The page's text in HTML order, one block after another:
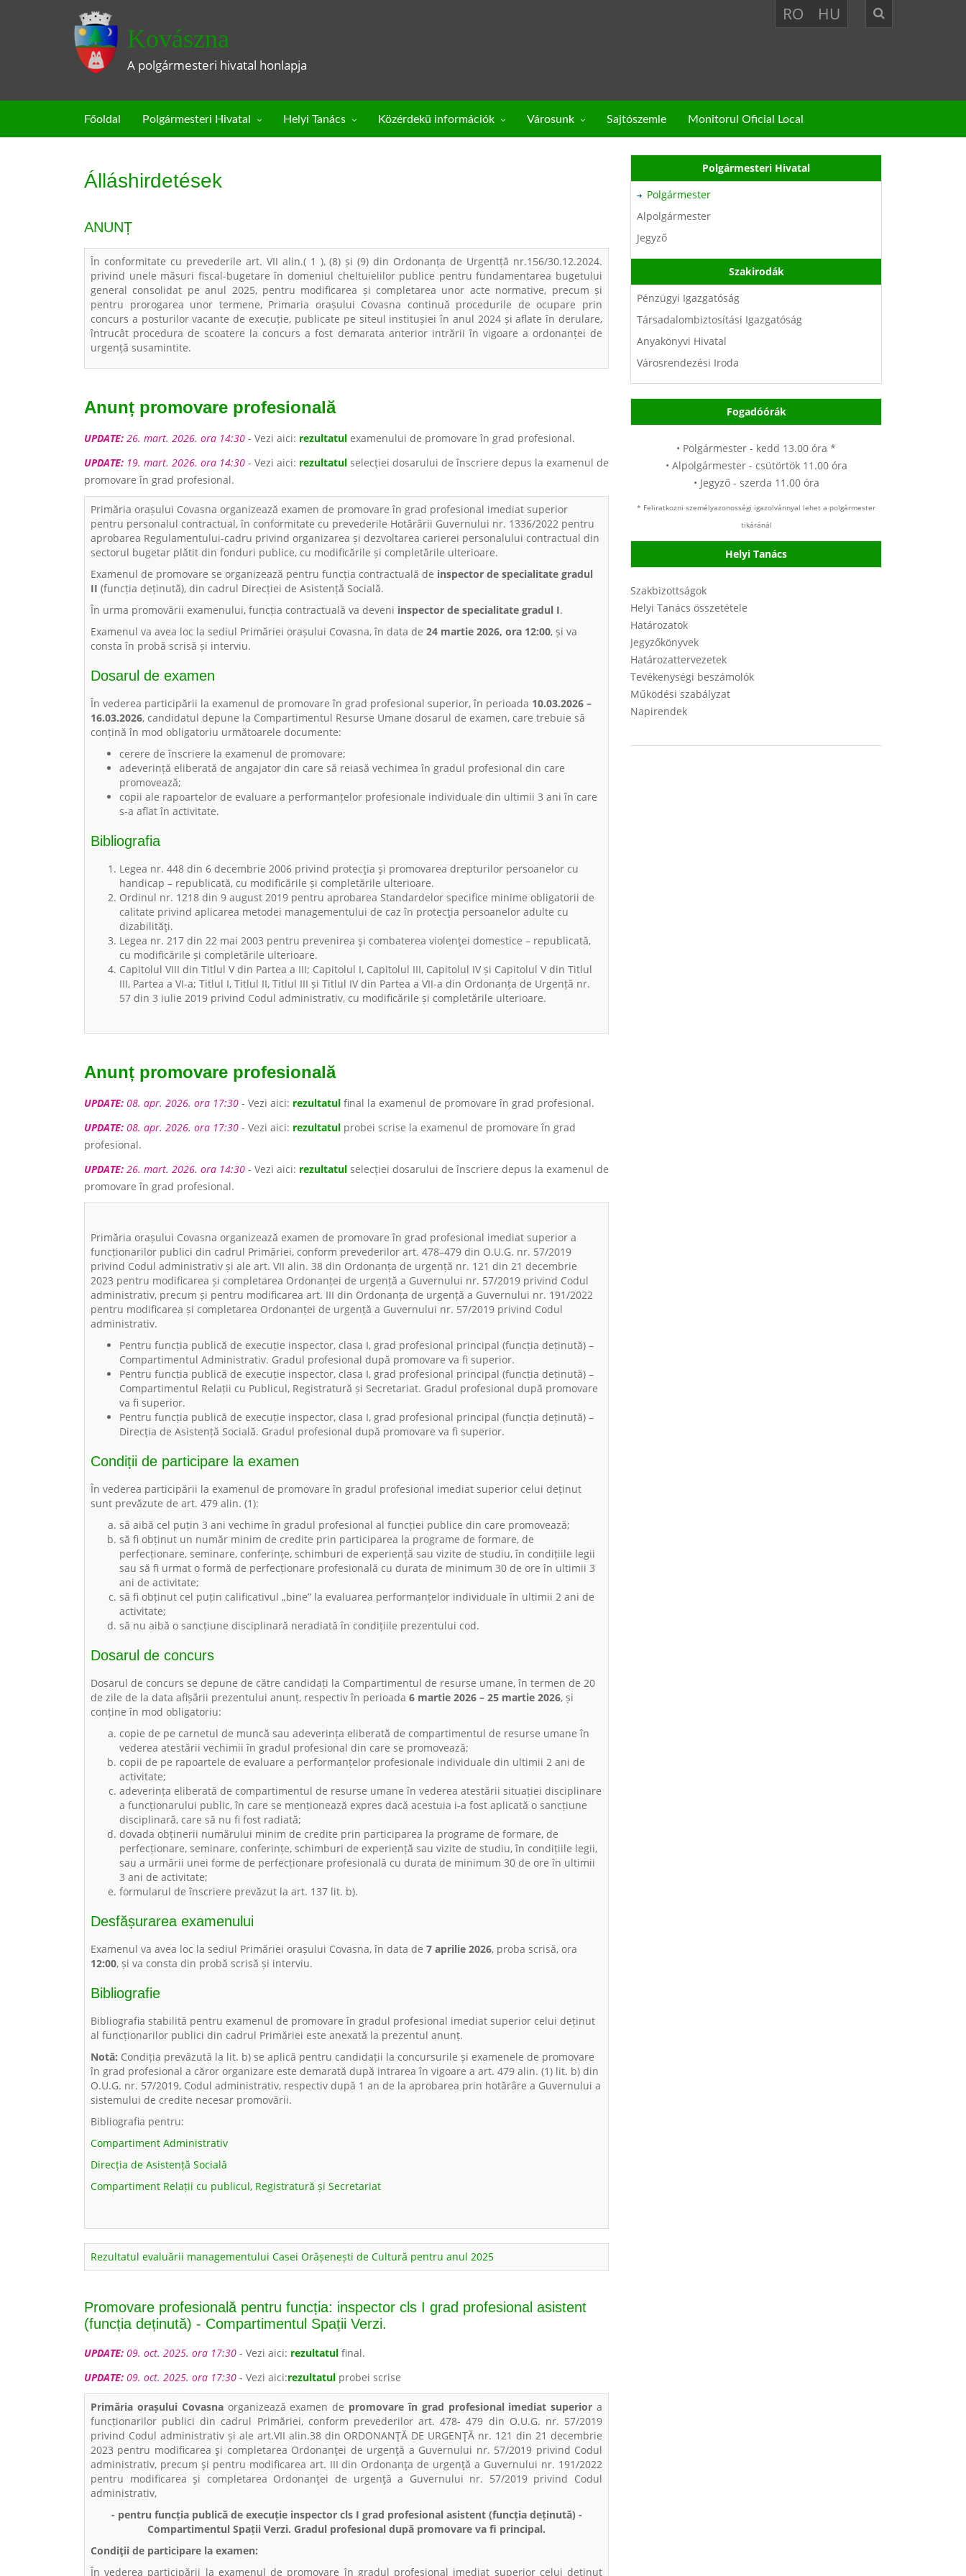
Kovászna
A polgármesteri hivatal honlapja
RO HU
Főoldal Polgármesteri Hivatal Helyi Tanács Közérdekü információk Városunk Sajtószemle Monitorul Oficial Local
Álláshirdetések
ANUNȚ
În conformitate cu prevederile art. VII alin.( 1 ), (8) și (9) din Ordonanța de Urgentță nr.156/30.12.2024.
privind unele măsuri fiscal­-bugetare în domeniul cheltuielilor publice pentru fundamentarea bugetului
general consolidat pe anul 2025, pentru modificarea și completarea unor acte normative, precum și
pentru prorogarea unor termene, Primaria orașului Covasna continuă procedurile de ocupare prin
concurs a posturilor vacante de execuție, publicate pe site­ul institușiei în anul 2024 și aflate în derulare,
întrucât procedura de scoatere la concurs a fost demarata anterior intrării în vigoare a ordonanței de
urgență sus­amintite.
Anunț promovare profesională
UPDATE: 26. mart. 2026. ora 14:30 - Vezi aici: rezultatul examenului de promovare în grad profesional.
UPDATE: 19. mart. 2026. ora 14:30 - Vezi aici: rezultatul selecției dosarului de înscriere depus la examenul de
promovare în grad profesional.
Primăria orașului Covasna organizează examen de promovare în grad profesional imediat superior
pentru personalul contractual, în conformitate cu prevederile Hotărârii Guvernului nr. 1336/2022 pentru
aprobarea Regulamentului-cadru privind organizarea și dezvoltarea carierei personalului contractual din
sectorul bugetar plătit din fonduri publice, cu modificările și completările ulterioare.
Examenul de promovare se organizează pentru funcția contractuală de inspector de specialitate gradul
II (funcția deținută), din cadrul Direcției de Asistență Socială.
În urma promovării examenului, funcția contractuală va deveni inspector de specialitate gradul I.
Examenul va avea loc la sediul Primăriei orașului Covasna, în data de 24 martie 2026, ora 12:00, și va
consta în probă scrisă și interviu.
Dosarul de examen
În vederea participării la examenul de promovare în grad profesional superior, în perioada 10.03.2026 –
16.03.2026, candidatul depune la Compartimentul Resurse Umane dosarul de examen, care trebuie să
conțină în mod obligatoriu următoarele documente:
cerere de înscriere la examenul de promovare;
adeverință eliberată de angajator din care să reiasă vechimea în gradul profesional din care
promovează;
copii ale rapoartelor de evaluare a performanțelor profesionale individuale din ultimii 3 ani în care
s-a aflat în activitate.
Bibliografia
Legea nr. 448 din 6 decembrie 2006 privind protecţia şi promovarea drepturilor persoanelor cu
handicap – republicată, cu modificările și completările ulterioare.
Ordinul nr. 1218 din 9 august 2019 pentru aprobarea Standardelor specifice minime obligatorii de
calitate privind aplicarea metodei managementului de caz în protecţia persoanelor adulte cu
dizabilităţi.
Legea nr. 217 din 22 mai 2003 pentru prevenirea şi combaterea violenţei domestice – republicată,
cu modificările și completările ulterioare.
Capitolul VIII din Titlul V din Partea a III; Capitolul I, Capitolul III, Capitolul IV și Capitolul V din Titlul
III, Partea a VI-a; Titlul I, Titlul II, Titlul III și Titlul IV din Partea a VII-a din Ordonanța de Urgență nr.
57 din 3 iulie 2019 privind Codul administrativ, cu modificările și completările ulterioare.
Anunț promovare profesională
UPDATE: 08. apr. 2026. ora 17:30 - Vezi aici: rezultatul final la examenul de promovare în grad profesional.
UPDATE: 08. apr. 2026. ora 17:30 - Vezi aici: rezultatul probei scrise la examenul de promovare în grad
profesional.
UPDATE: 26. mart. 2026. ora 14:30 - Vezi aici: rezultatul selecției dosarului de înscriere depus la examenul de
promovare în grad profesional.
Primăria orașului Covasna organizează examen de promovare în grad profesional imediat superior a
funcționarilor publici din cadrul Primăriei, conform prevederilor art. 478–479 din O.U.G. nr. 57/2019
privind Codul administrativ și ale art. VII alin. 38 din Ordonanța de urgență nr. 121 din 21 decembrie
2023 pentru modificarea și completarea Ordonanței de urgență a Guvernului nr. 57/2019 privind Codul
administrativ, precum și pentru modificarea art. III din Ordonanța de urgență a Guvernului nr. 191/2022
pentru modificarea și completarea Ordonanței de urgență a Guvernului nr. 57/2019 privind Codul
administrativ.
Pentru funcția publică de execuție inspector, clasa I, grad profesional principal (funcția deținută) –
Compartimentul Administrativ. Gradul profesional după promovare va fi superior.
Pentru funcția publică de execuție inspector, clasa I, grad profesional principal (funcția deținută) –
Compartimentul Relații cu Publicul, Registratură și Secretariat. Gradul profesional după promovare
va fi superior.
Pentru funcția publică de execuție inspector, clasa I, grad profesional principal (funcția deținută) –
Direcția de Asistență Socială. Gradul profesional după promovare va fi superior.
Condiții de participare la examen
În vederea participării la examenul de promovare în gradul profesional imediat superior celui deținut
sunt prevăzute de art. 479 alin. (1):
să aibă cel puțin 3 ani vechime în gradul profesional al funcției publice din care promovează;
să fi obținut un număr minim de credite prin participarea la programe de formare, de
perfecționare, seminare, conferințe, schimburi de experiență sau vizite de studiu, în condițiile legii
sau să fi urmat o formă de perfecționare profesională cu durata de minimum 30 de ore în ultimii 3
ani de activitate;
să fi obținut cel puțin calificativul „bine” la evaluarea performanțelor individuale în ultimii 2 ani de
activitate;
să nu aibă o sancțiune disciplinară neradiată în condițiile prezentului cod.
Dosarul de concurs
Dosarul de concurs se depune de către candidați la Compartimentul de resurse umane, în termen de 20
de zile de la data afișării prezentului anunț, respectiv în perioada 6 martie 2026 – 25 martie 2026, și
conține în mod obligatoriu:
copie de pe carnetul de muncă sau adeverința eliberată de compartimentul de resurse umane în
vederea atestării vechimii în gradul profesional din care se promovează;
copii de pe rapoartele de evaluare a performanțelor profesionale individuale din ultimii 2 ani de
activitate;
adeverința eliberată de compartimentul de resurse umane în vederea atestării situației disciplinare
a funcționarului public, în care se menționează expres dacă acestuia i-a fost aplicată o sancțiune
disciplinară, care să nu fi fost radiată;
dovada obținerii numărului minim de credite prin participarea la programe de formare, de
perfecționare, seminare, conferințe, schimburi de experiență sau vizite de studiu, în condițiile legii,
sau a urmării unei forme de perfecționare profesională cu durata de minimum 30 de ore în ultimii
3 ani de activitate;
formularul de înscriere prevăzut la art. 137 lit. b).
Desfășurarea examenului
Examenul va avea loc la sediul Primăriei orașului Covasna, în data de 7 aprilie 2026, proba scrisă, ora
12:00, și va consta din probă scrisă și interviu.
Bibliografie
Bibliografia stabilită pentru examenul de promovare în gradul profesional imediat superior celui deținut
al funcționarilor publici din cadrul Primăriei este anexată la prezentul anunț.
Notă: Condiția prevăzută la lit. b) se aplică pentru candidații la concursurile și examenele de promovare
în grad profesional a căror organizare este demarată după intrarea în vigoare a art. 479 alin. (1) lit. b) din
O.U.G. nr. 57/2019, Codul administrativ, respectiv după 1 an de la aprobarea prin hotărâre a Guvernului a
sistemului de credite necesar promovării.
Bibliografia pentru:
Compartiment Administrativ
Direcția de Asistență Socială
Compartiment Relații cu publicul, Registratură și Secretariat
Rezultatul evaluării managementului Casei Orășenești de Cultură pentru anul 2025
Promovare profesională pentru funcția: inspector cls I grad profesional asistent
(funcția deținută) - Compartimentul Spații Verzi.
UPDATE: 09. oct. 2025. ora 17:30 - Vezi aici: rezultatul final.
UPDATE: 09. oct. 2025. ora 17:30 - Vezi aici:rezultatul probei scrise
Primăria orașului Covasnaorganizează examen de promovare în grad profesional imediat superior a
funcționarilor publici din cadrul Primăriei, conform prevederilor art. 478- 479 din O.U.G. nr. 57/2019
privind Codul administrativ și ale art.VII alin.38 din ORDONANŢĂ DE URGENŢĂ nr. 121 din 21 decembrie
2023 pentru modificarea şi completarea Ordonanţei de urgenţă a Guvernului nr. 57/2019 privind Codul
administrativ, precum şi pentru modificarea art. III din Ordonanţa de urgenţă a Guvernului nr. 191/2022
pentru modificarea şi completarea Ordonanţei de urgenţă a Guvernului nr. 57/2019 privind Codul
administrativ,
- pentru funcția publică de execuție inspector cls I grad profesional asistent (funcția deținută) -
Compartimentul Spații Verzi. Gradul profesional după promovare va fi principal.
Condiţii de participare la examen:
În vederea participării la examenul de promovare în gradul profesional imediat superior celui deținut
Polgármesteri Hivatal
Polgármester
Alpolgármester
Jegyző
Szakirodák
Pénzügyi Igazgatóság
Társadalombiztosítási Igazgatóság
Anyakönyvi Hivatal
Városrendezési Iroda
Fogadóórák
• Polgármester - kedd 13.00 óra *
• Alpolgármester - csütörtök 11.00 óra
• Jegyző - szerda 11.00 óra
* Feliratkozni személyazonosségi igazolvánnyal lehet a polgármester
tikáránál
Helyi Tanács
Szakbizottságok
Helyi Tanács összetétele
Határozatok
Jegyzőkönyvek
Határozattervezetek
Tevékenységi beszámolók
Működési szabályzat
Napirendek